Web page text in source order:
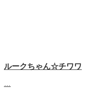
ルークちゃん☆チワワ